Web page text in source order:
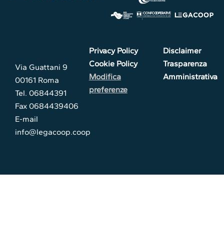
Via Guattani 9
00161 Roma
Tel. 06844391
Fax 0684439406
E-mail
info@legacoop.coop
Privacy Policy
Cookie Policy
Modifica
preferenze
Disclaimer
Trasparenza
Amministrativa